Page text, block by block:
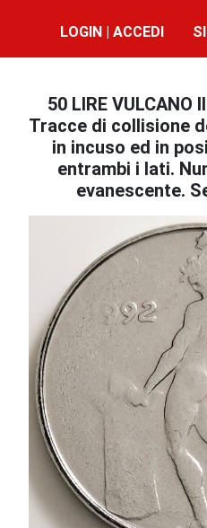
LOGIN | ACCEDI
50 LIRE VULCANO
Tracce di collisione
in incuso ed in
entrambi i lati.
evanescente.